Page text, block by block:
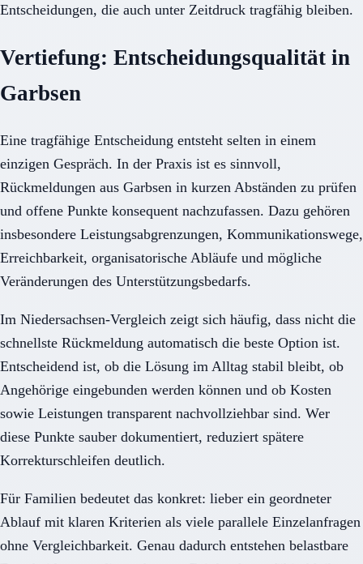
Entscheidungen, die auch unter Zeitdruck tragfähig bleiben.
Vertiefung: Entscheidungsqualität in
Garbsen
Eine tragfähige Entscheidung entsteht selten in einem
einzigen Gespräch. In der Praxis ist es sinnvoll,
Rückmeldungen aus Garbsen in kurzen Abständen zu prüfen
und offene Punkte konsequent nachzufassen. Dazu gehören
insbesondere Leistungsabgrenzungen, Kommunikationswege,
Erreichbarkeit, organisatorische Abläufe und mögliche
Veränderungen des Unterstützungsbedarfs.
Im Niedersachsen-Vergleich zeigt sich häufig, dass nicht die
schnellste Rückmeldung automatisch die beste Option ist.
Entscheidend ist, ob die Lösung im Alltag stabil bleibt, ob
Angehörige eingebunden werden können und ob Kosten
sowie Leistungen transparent nachvollziehbar sind. Wer
diese Punkte sauber dokumentiert, reduziert spätere
Korrekturschleifen deutlich.
Für Familien bedeutet das konkret: lieber ein geordneter
Ablauf mit klaren Kriterien als viele parallele Einzelanfragen
ohne Vergleichbarkeit. Genau dadurch entstehen belastbare